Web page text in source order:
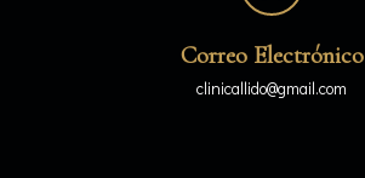
Correo Electrónico
clinicallido@gmail.com